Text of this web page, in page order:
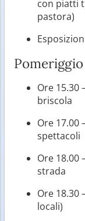
con piatti
pastora)
Pomeriggio
Ore 15.30
briscola
Ore 17.00
spettacoli
Ore 18.00
strada
Ore 18.30
locali)